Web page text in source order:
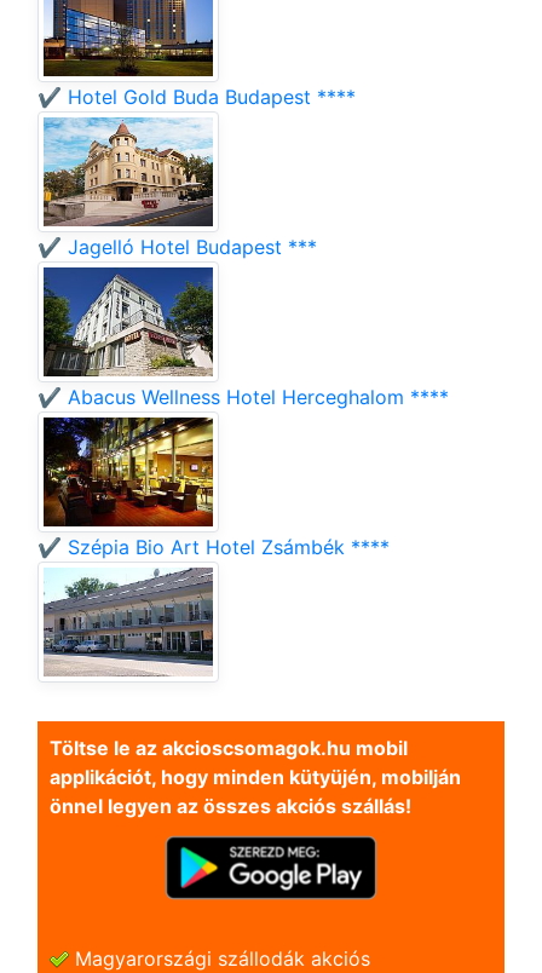
✔️ Hotel Gold Buda Budapest ****
✔️ Jagelló Hotel Budapest ***
✔️ Abacus Wellness Hotel Herceghalom ****
✔️ Szépia Bio Art Hotel Zsámbék ****
Töltse le az akcioscsomagok.hu mobil
applikációt, hogy minden kütyüjén, mobilján
önnel legyen az összes akciós szállás!
Magyarországi szállodák akciós